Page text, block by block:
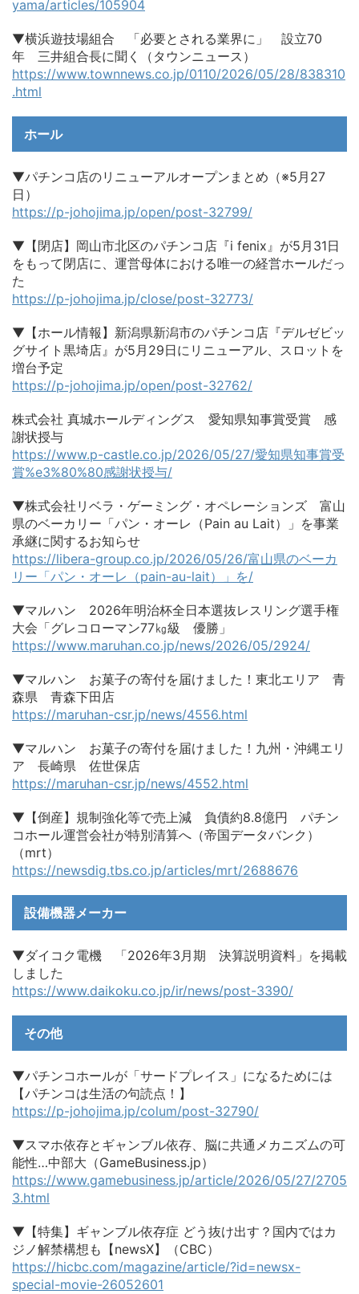
yama/articles/105904
▼横浜遊技場組合 「必要とされる業界に」 設立70
年 三井組合長に聞く（タウンニュース）
https://www.townnews.co.jp/0110/2026/05/28/838310
.html
ホール
▼パチンコ店のリニューアルオープンまとめ（※5月27
日）
https://p-johojima.jp/open/post-32799/
▼【閉店】岡山市北区のパチンコ店『i fenix』が5月31日
をもって閉店に、運営母体における唯一の経営ホールだっ
た
https://p-johojima.jp/close/post-32773/
▼【ホール情報】新潟県新潟市のパチンコ店『デルゼビッ
グサイト黒埼店』が5月29日にリニューアル、スロットを
増台予定
https://p-johojima.jp/open/post-32762/
株式会社 真城ホールディングス 愛知県知事賞受賞 感
謝状授与
https://www.p-castle.co.jp/2026/05/27/愛知県知事賞受
賞%e3%80%80感謝状授与/
▼株式会社リベラ・ゲーミング・オペレーションズ 富山
県のベーカリー「パン・オーレ（Pain au Lait）」を事業
承継に関するお知らせ
https://libera-group.co.jp/2026/05/26/富山県のベーカ
リー「パン・オーレ（pain-au-lait）」を/
▼マルハン 2026年明治杯全日本選抜レスリング選手権
大会「グレコローマン77㎏級 優勝」
https://www.maruhan.co.jp/news/2026/05/2924/
▼マルハン お菓子の寄付を届けました！東北エリア 青
森県 青森下田店
https://maruhan-csr.jp/news/4556.html
▼マルハン お菓子の寄付を届けました！九州・沖縄エリ
ア 長崎県 佐世保店
https://maruhan-csr.jp/news/4552.html
▼【倒産】規制強化等で売上減 負債約8.8億円 パチン
コホール運営会社が特別清算へ（帝国データバンク）
（mrt）
https://newsdig.tbs.co.jp/articles/mrt/2688676
設備機器メーカー
▼ダイコク電機 「2026年3月期 決算説明資料」を掲載
しました
https://www.daikoku.co.jp/ir/news/post-3390/
その他
▼パチンコホールが「サードプレイス」になるためには
【パチンコは生活の句読点！】
https://p-johojima.jp/colum/post-32790/
▼スマホ依存とギャンブル依存、脳に共通メカニズムの可
能性…中部大（GameBusiness.jp）
https://www.gamebusiness.jp/article/2026/05/27/2705
3.html
▼【特集】ギャンブル依存症 どう抜け出す？国内ではカ
ジノ解禁構想も【newsX】（CBC）
https://hicbc.com/magazine/article/?id=newsx-
special-movie-26052601